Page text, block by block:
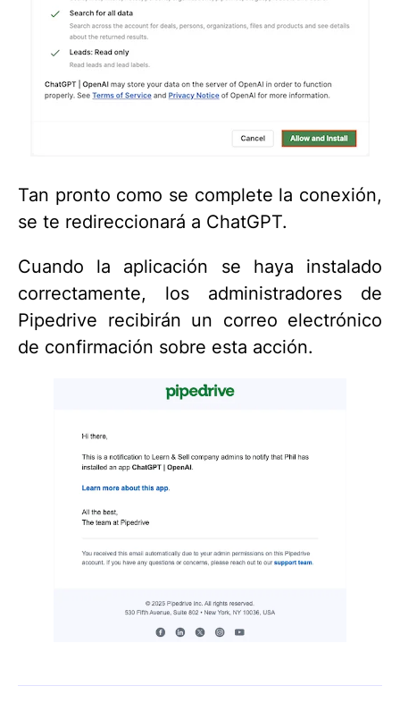
Tan pronto como se complete la conexión,
se te redireccionará a ChatGPT.
Cuando la aplicación se haya instalado
correctamente, los administradores de
Pipedrive recibirán un correo electrónico
de confirmación sobre esta acción.